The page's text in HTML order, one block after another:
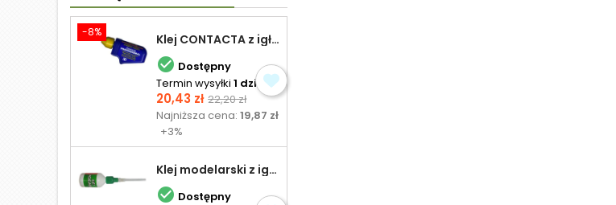
-8% Klej CONTACTA z igłą do plastiku 25,0 g
 Dostępny
Termin wysyłki 1 dzień
Cena
20,43 zł Cena
podstawowa
22,20 zł
Najniższa cena:19,87 zł
+3%
Klej modelarski z igłą 30 ml
 Dostępny